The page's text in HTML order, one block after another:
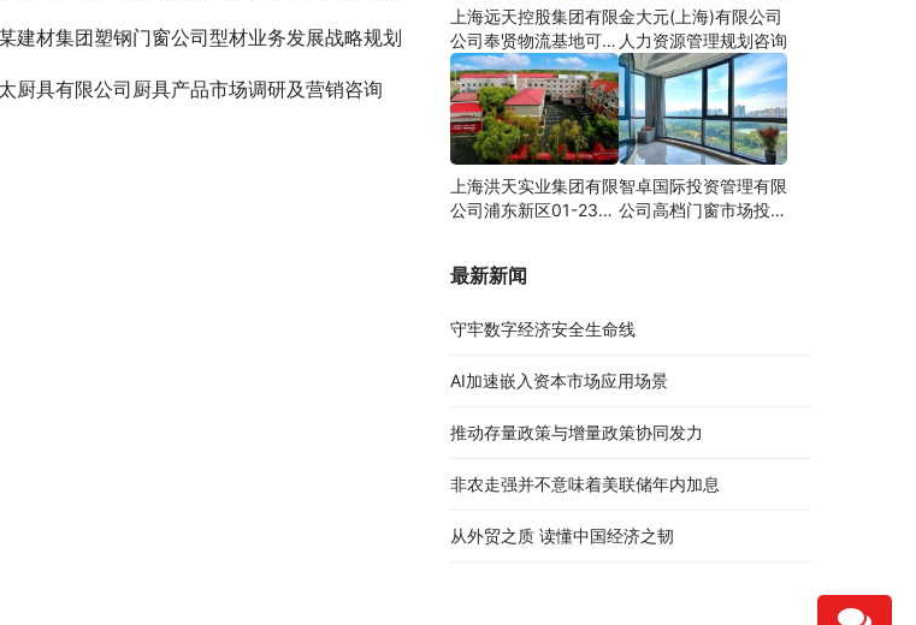
建材集团塑钢门窗公司型材业务发展战略规划
厨具有限公司厨具产品市场调研及营销咨询
上海远天控股集团有限
公司奉贤物流基地可行
性研究
金大元(上海)有限公司
人力资源管理规划咨询
上海洪天实业集团有限
公司浦东新区01-23地
智卓国际投资管理有限
公司高档门窗市场投资
最新新闻
守牢数字经济安全生命线
AI加速嵌入资本市场应用场景
推动存量政策与增量政策协同发力
非农走强并不意味着美联储年内加息
从外贸之质 读懂中国经济之韧